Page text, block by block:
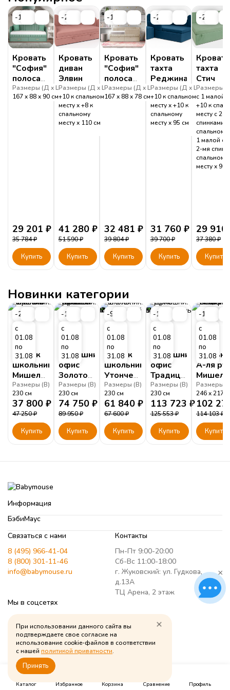
-19%
Кровать
"София"
полоса
дуга
Размеры (Д Ш В)
167
88 90 см
29 201 ₽
35 784₽
Купить
-20%
Кровать
диван
Элвин
Размеры (Д Ш В)
+10 к спальному
месту
+8 к
спальному
месту
110 см
41 280 ₽
51 590₽
Купить
-19%
Кровать
"София"
полоса
угловая
с
Размеры (Д Ш В)
167
88 78 см
32 481 ₽
39 804₽
Купить
-20%
Кровать
тахта
Реджина
Размеры (Д Ш В)
+10 к спальному
месту
+10 к
спальному
месту
95 см
31 760 ₽
39 700₽
Купить
-20%
Кровать
тахта
Стич
Размеры (
с 1 малой
+10 к
месту с 2-
спинками:
спальному
1 малой
2-мя
спальному
месту
90
29 910
37 380₽
Купить
Новинки категории
-20%
с
01.08
по
31.08
Уголок
школьника
Мишель
Орегано
Размеры (В)
230 см
37 800 ₽
47 250₽
Купить
-17%
с
01.08
по
31.08
Домашний
офис
Золотой
Мишель
Белый
Размеры (В)
230 см
74 750 ₽
89 950₽
Купить
-9%
с
01.08
по
31.08
Уголок
школьника
Утонченный
Мишель
Фрост
Размеры (В)
230 см
61 840 ₽
67 600₽
Купить
-10%
с
01.08
по
31.08
Домашний
офис
Традиционный
Мишель
Белый
Размеры (В)
230 см
113 723 ₽
125 553₽
Купить
-11%
с
01.08
по
31.08
Спальня
А-ля
Мишель
Белый
Размеры (
246
217
102
114 103₽
Купить
Информация
БэбиМаус
Связаться с нами
8 (495) 966-41-04
8 (800) 301-11-46
info@babymouse.ru
Контакты
Пн-Пт 9:00-20:00
Сб-Вс 11:00-18:00
г. Жуковский: ул. Гудкова,
д.13А
ТЦ Арена, 2 этаж
Мы в соцсетях
Telegram
Whatsapp
Канал в Max
Youtube
ОК
При использовании данного сайта вы
подтверждаете свое согласие на
использование cookie-файлов в соответствии
с нашей политикой приватности.
Принять
×
Каталог Избранное Корзина Сравнение Профиль